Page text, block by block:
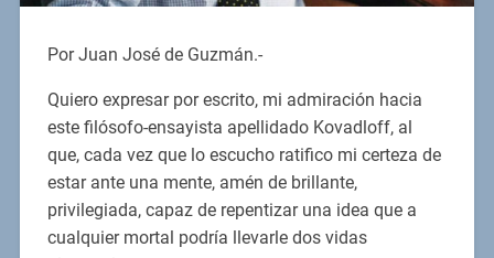
Por Juan José de Guzmán.-
Quiero expresar por escrito, mi admiración hacia
este filósofo-ensayista apellidado Kovadloff, al
que, cada vez que lo escucho ratifico mi certeza de
estar ante una mente, amén de brillante,
privilegiada, capaz de repentizar una idea que a
cualquier mortal podría llevarle dos vidas